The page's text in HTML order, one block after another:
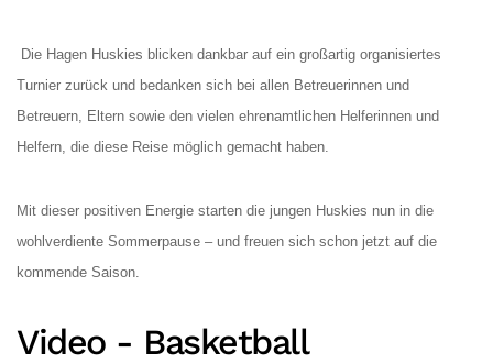
Die Hagen Huskies blicken dankbar auf ein großartig organisiertes
Turnier zurück und bedanken sich bei allen Betreuerinnen und
Betreuern, Eltern sowie den vielen ehrenamtlichen Helferinnen und
Helfern, die diese Reise möglich gemacht haben.
Mit dieser positiven Energie starten die jungen Huskies nun in die
wohlverdiente Sommerpause – und freuen sich schon jetzt auf die
kommende Saison.
Video - Basketball